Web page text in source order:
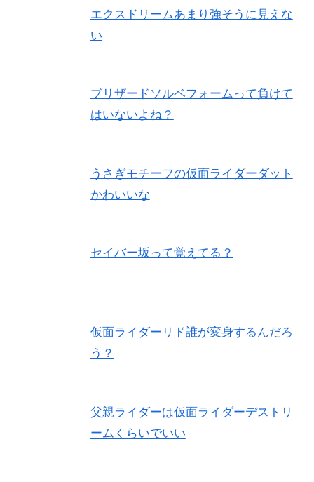
エクスドリームあまり強そうに見えな
い
ブリザードソルベフォームって負けて
はいないよね？
うさぎモチーフの仮面ライダーダット
かわいいな
セイバー坂って覚えてる？
仮面ライダーリド誰が変身するんだろ
う？
父親ライダーは仮面ライダーデストリ
ームくらいでいい